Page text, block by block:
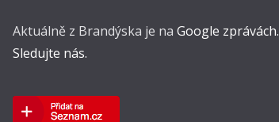
Aktuálně z Brandýska je na Google zprávách.
Sledujte nás.